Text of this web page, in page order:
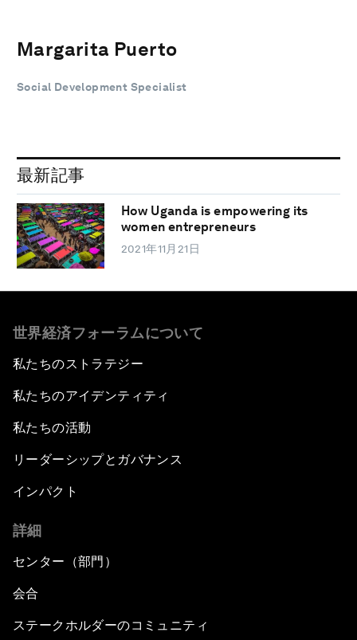
Margarita Puerto
Social Development Specialist
最新記事
How Uganda is empowering its
women entrepreneurs
2021年11月21日
世界経済フォーラムについて
私たちのストラテジー
私たちのアイデンティティ
私たちの活動
リーダーシップとガバナンス
インパクト
詳細
センター（部門）
会合
ステークホルダーのコミュニティ